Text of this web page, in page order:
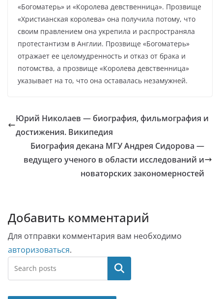
«Богоматерь» и «Королева девственница». Прозвище
«Христианская королева» она получила потому, что
своим правлением она укрепила и распространяла
протестантизм в Англии. Прозвище «Богоматерь»
отражает ее целомудренность и отказ от брака и
потомства, а прозвище «Королева девственница»
указывает на то, что она оставалась незамужней.
Юрий Николаев — биография, фильмография и
достижения. Википедия
Биография декана МГУ Андрея Сидорова —
ведущего ученого в области исследований и
новаторских закономерностей
Добавить комментарий
Для отправки комментария вам необходимо
авторизоваться.
Поиск